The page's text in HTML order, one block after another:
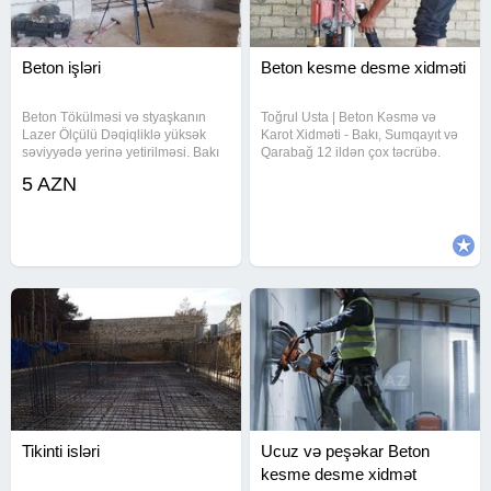
Beton işləri
Beton Tökülməsi və styaşkanın
Lazer Ölçülü Dəqiqliklə yüksək
səviyyədə yerinə yetirilməsi. Bakı
işlərini müasir lazer avadanlığı ilə
5 AZN
Beton kesme desme xidməti
Toğrul Usta | Beton Kəsmə və
Karot Xidməti - Bakı, Sumqayıt və
Qarabağ 12 ildən çox təcrübə.
Tikinti isləri
Ucuz və peşəkar Beton
kesme desme xidmət